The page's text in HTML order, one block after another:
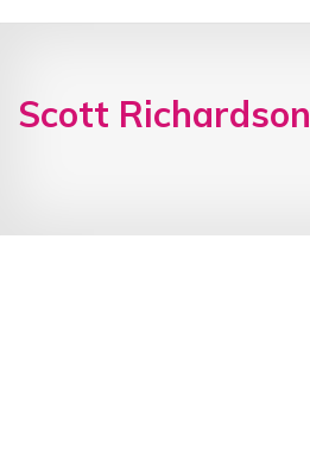
Scott Richardson